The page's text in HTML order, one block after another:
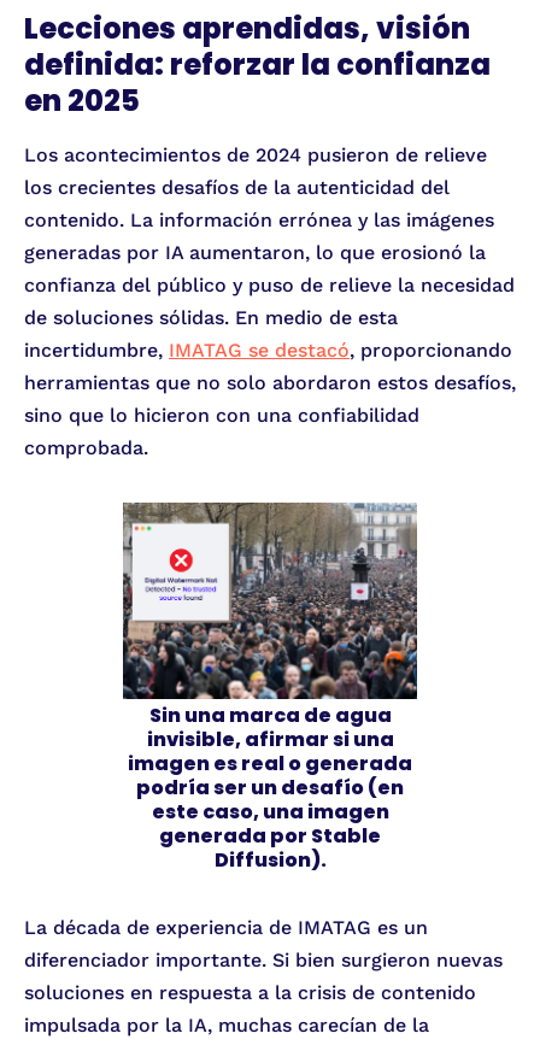
Lecciones aprendidas, visión
definida: reforzar la confianza
en 2025
Los acontecimientos de 2024 pusieron de relieve
los crecientes desafíos de la autenticidad del
contenido. La información errónea y las imágenes
generadas por IA aumentaron, lo que erosionó la
confianza del público y puso de relieve la necesidad
de soluciones sólidas. En medio de esta
incertidumbre, IMATAG se destacó, proporcionando
herramientas que no solo abordaron estos desafíos,
sino que lo hicieron con una confiabilidad
comprobada.
Sin una marca de agua
invisible, afirmar si una
imagen es real o generada
podría ser un desafío (en
este caso, una imagen
generada por Stable
Diffusion).
La década de experiencia de IMATAG es un
diferenciador importante. Si bien surgieron nuevas
soluciones en respuesta a la crisis de contenido
impulsada por la IA, muchas carecían de la